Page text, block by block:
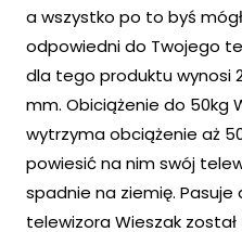
a wszystko po to byś
odpowiedni do Twojego
dla tego produktu wynosi
mm. Obiciążenie do 50kg
wytrzyma obciążenie aż
powiesić na nim swój
spadnie na ziemię. Pasuje
telewizora Wieszak